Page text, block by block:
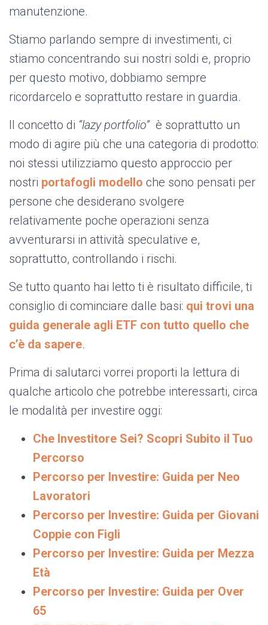
manutenzione.
Stiamo parlando sempre di investimenti, ci
stiamo concentrando sui nostri soldi e, proprio
per questo motivo, dobbiamo sempre
ricordarcelo e soprattutto restare in guardia.
Il concetto di “lazy portfolio”è soprattutto un
modo di agire più che una categoria di prodotto:
noi stessi utilizziamo questo approccio per
nostri portafogli modello che sono pensati per
persone che desiderano svolgere
relativamente poche operazioni senza
avventurarsi in attività speculative e,
soprattutto, controllando i rischi.
Se tutto quanto hai letto ti è risultato difficile, ti
consiglio di cominciare dalle basi: qui trovi una
guida generale agli ETF con tutto quello che
c’è da sapere.
Prima di salutarci vorrei proporti la lettura di
qualche articolo che potrebbe interessarti, circa
le modalità per investire oggi:
Che Investitore Sei? Scopri Subito il Tuo
Percorso
Percorso per Investire: Guida per Neo
Lavoratori
Percorso per Investire: Guida per Giovani
Coppie con Figli
Percorso per Investire: Guida per Mezza
Età
Percorso per Investire: Guida per Over
65